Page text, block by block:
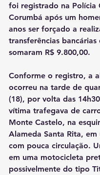
foi registrado na Polícia
Corumbá após um
anos ser forçado a
transferências bancárias
somaram R$ 9.800,00.
Conforme o registro, a
ocorreu na tarde de
(18), por volta das
vítima trafegava de
Monte Castelo, na
Alameda Santa Rita, em
com pouca circulação.
em uma motocicleta
possivelmente do tipo